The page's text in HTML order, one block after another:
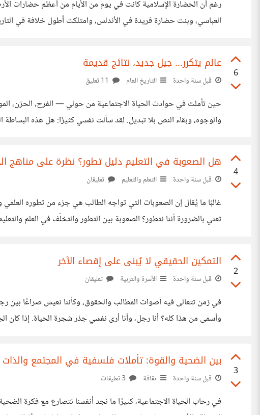
رغم أن الحضارة الإسلامية كانت في يوم من الأيام من أعظم حضارات
العباسي، وبنت حضارة فريدة في الأندلس، وامتلكت أطول خلافة في
6
عالم يتكرر... جيل جديد، نتائج قديمة
قبل سنة واحدة التاريخ العام
حين تأملت في حوادث الحياة الاجتماعية من حولي — الفرح، الحزن،
4
هل الصعوبة في التعليم دليل تطور؟ نظرة على مناهج
قبل سنة واحدة التعلم والتعليم تعليقان
غالبًا ما يُقال إن الصعوبات التي تواجه الطالب هي جزء من تطوره
تعني بالضرورة أننا
2
التمكين الحقيقي لا يُبنى على إقصاء الآخر
قبل سنة واحدة الأسرة والتربية تعليقان
في زمن تتعالى فيه أصوات المطالب والحقوق، وكأننا نعيش صراعًا بين
وأسمى من هذا كله؟ أنا رجل، وأنا أرى نفسي جذر شجرة
3
بين الضحية والقوة: تأملات فلسفية في المجتمع والذات
قبل سنة واحدة ثقافة
في رحاب الحياة الاجتماعية، كثيرًا ما نجد أنفسنا نتصارع مع فكرة